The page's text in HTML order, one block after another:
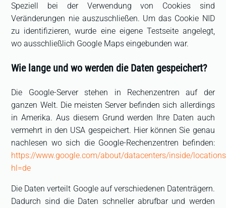
Speziell bei der Verwendung von Cookies sind
Veränderungen nie auszuschließen. Um das Cookie NID
zu identifizieren, wurde eine eigene Testseite angelegt,
wo ausschließlich Google Maps eingebunden war.
Wie lange und wo werden die Daten gespeichert?
Die Google-Server stehen in Rechenzentren auf der
ganzen Welt. Die meisten Server befinden sich allerdings
in Amerika. Aus diesem Grund werden Ihre Daten auch
vermehrt in den USA gespeichert. Hier können Sie genau
nachlesen wo sich die Google-Rechenzentren befinden:
https://www.google.com/about/datacenters/inside/
hl=de
Die Daten verteilt Google auf verschiedenen Datenträgern.
Dadurch sind die Daten schneller abrufbar und werden